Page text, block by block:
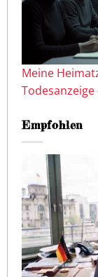
Meine
Empfohlen